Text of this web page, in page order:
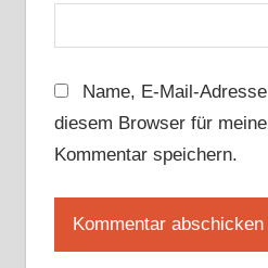
Name, E-Mail-
diesem Browser für
Kommentar speichern.